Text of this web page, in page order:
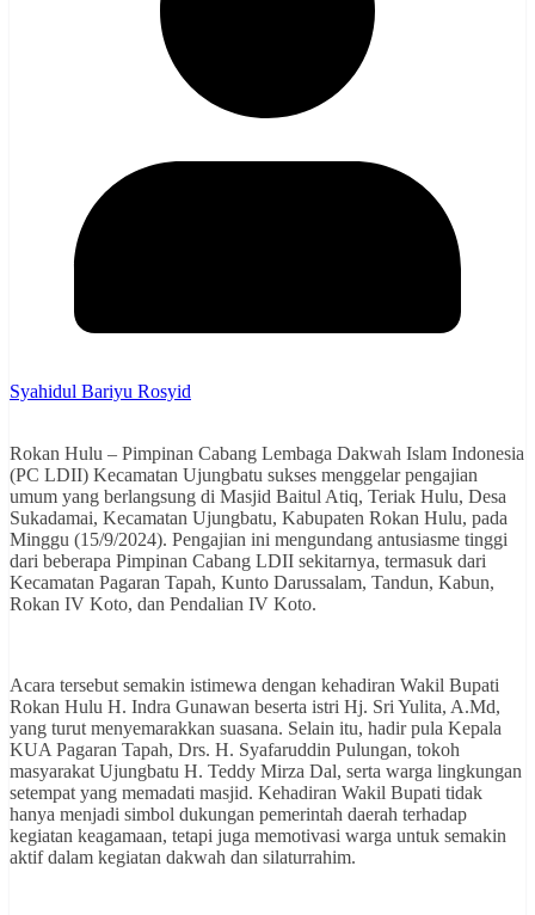
Syahidul Bariyu Rosyid
Rokan Hulu – Pimpinan Cabang Lembaga Dakwah Islam Indonesia
(PC LDII) Kecamatan Ujungbatu sukses menggelar pengajian
umum yang berlangsung di Masjid Baitul Atiq, Teriak Hulu, Desa
Sukadamai, Kecamatan Ujungbatu, Kabupaten Rokan Hulu, pada
Minggu (15/9/2024). Pengajian ini mengundang antusiasme tinggi
dari beberapa Pimpinan Cabang LDII sekitarnya, termasuk dari
Kecamatan Pagaran Tapah, Kunto Darussalam, Tandun, Kabun,
Rokan IV Koto, dan Pendalian IV Koto.
Acara tersebut semakin istimewa dengan kehadiran Wakil Bupati
Rokan Hulu H. Indra Gunawan beserta istri Hj. Sri Yulita, A.Md,
yang turut menyemarakkan suasana. Selain itu, hadir pula Kepala
KUA Pagaran Tapah, Drs. H. Syafaruddin Pulungan, tokoh
masyarakat Ujungbatu H. Teddy Mirza Dal, serta warga lingkungan
setempat yang memadati masjid. Kehadiran Wakil Bupati tidak
hanya menjadi simbol dukungan pemerintah daerah terhadap
kegiatan keagamaan, tetapi juga memotivasi warga untuk semakin
aktif dalam kegiatan dakwah dan silaturrahim.